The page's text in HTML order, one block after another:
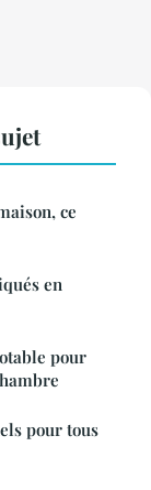
ce
en
pour
pour tous